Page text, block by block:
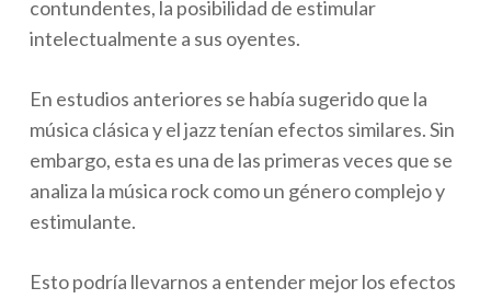
contundentes, la posibilidad de estimular
intelectualmente a sus oyentes.
En estudios anteriores se había sugerido que la
música clásica y el jazz tenían efectos similares. Sin
embargo, esta es una de las primeras veces que se
analiza la música rock como un género complejo y
estimulante.
Esto podría llevarnos a entender mejor los efectos